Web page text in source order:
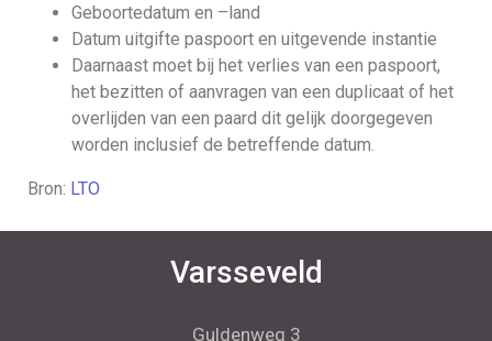
Geboortedatum en –land
Datum uitgifte paspoort en uitgevende instantie
Daarnaast moet bij het verlies van een paspoort,
het bezitten of aanvragen van een duplicaat of het
overlijden van een paard dit gelijk doorgegeven
worden inclusief de betreffende datum.
Bron: LTO
Varsseveld
Guldenweg 3